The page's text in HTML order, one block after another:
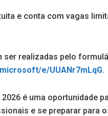
e conta com vagas
ser realizadas pelo
e/UUANr7mLqG.
2026 é uma oportunidade
e se preparar para